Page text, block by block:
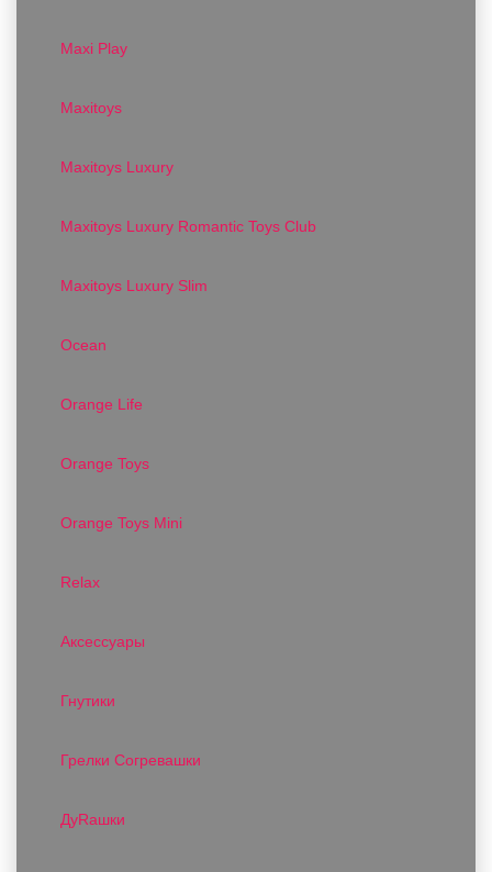
Maxi Play
Maxitoys
Maxitoys Luxury
Maxitoys Luxury Romantic Toys Club
Maxitoys Luxury Slim
Ocean
Orange Life
Orange Toys
Orange Toys Mini
Relax
Аксессуары
Гнутики
Грелки Согревашки
ДуRашки